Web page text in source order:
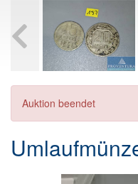
Auktion beendet